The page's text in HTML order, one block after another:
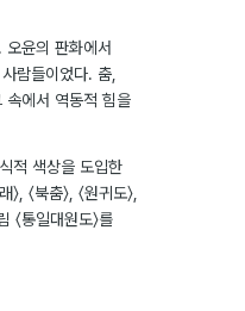
윤의 판화에서
람들이었다. 춤,
속에서 역동적 힘을
적 색상을 도입한
북춤〉, 〈원귀도〉,
〈통일대원도〉를